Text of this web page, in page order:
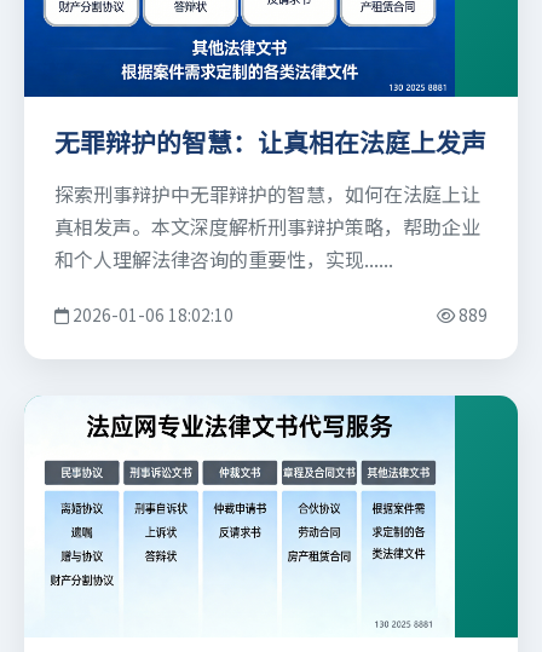
无罪辩护的智慧：让真相在法庭上发声
探索刑事辩护中无罪辩护的智慧，如何在法庭上让
真相发声。本文深度解析刑事辩护策略，帮助企业
和个人理解法律咨询的重要性，实现......
2026-01-06 18:02:10 889